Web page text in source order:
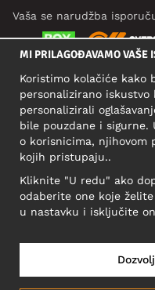
Vaša se narudžba
Narva mnt
MI PRILAGOĐAVAMO VAŠE
Koristimo kolačiće kako
personalizirano iskustvo
personalizirali
bile pouzdane i
o korisnicima, njihovom
kojih pristupaju..
Kliknite "U redu" ako
odaberite one koje
u nastavku i isključite